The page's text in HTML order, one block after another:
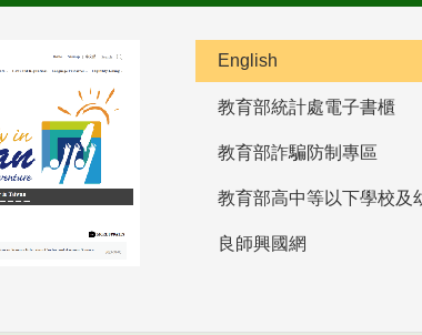
English
教育部統計處電子書櫃
教育部詐騙防制專區
良師興國網